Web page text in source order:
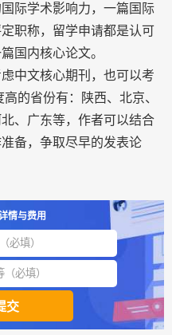
学术影响力，一篇‮际国‬
职称，留学申请都是认可
国内核心论文。
文核心期刊，也可以考
的省份有：陕西、北京、
、广东等，作者可以结合
备，争取尽早的发表论
情与费用